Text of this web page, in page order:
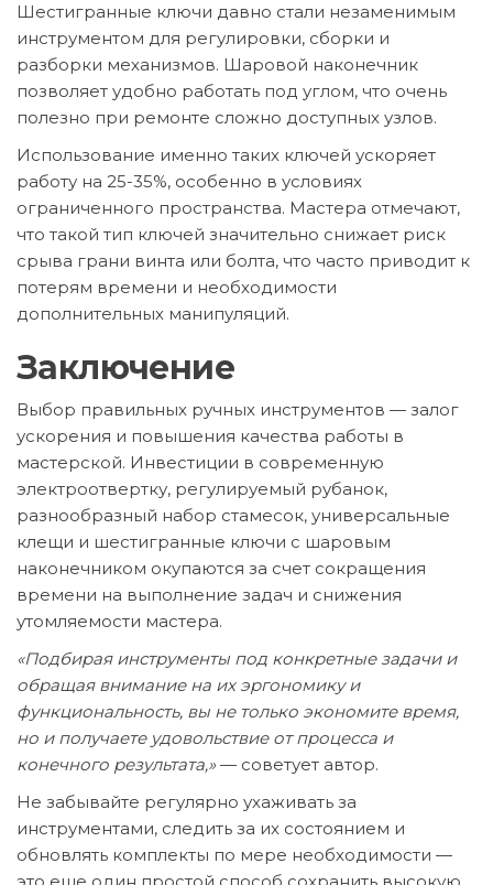
Шестигранные ключи давно стали незаменимым
инструментом для регулировки, сборки и
разборки механизмов. Шаровой наконечник
позволяет удобно работать под углом, что очень
полезно при ремонте сложно доступных узлов.
Использование именно таких ключей ускоряет
работу на 25-35%, особенно в условиях
ограниченного пространства. Мастера отмечают,
что такой тип ключей значительно снижает риск
срыва грани винта или болта, что часто приводит к
потерям времени и необходимости
дополнительных манипуляций.
Заключение
Выбор правильных ручных инструментов — залог
ускорения и повышения качества работы в
мастерской. Инвестиции в современную
электроотвертку, регулируемый рубанок,
разнообразный набор стамесок, универсальные
клещи и шестигранные ключи с шаровым
наконечником окупаются за счет сокращения
времени на выполнение задач и снижения
утомляемости мастера.
«Подбирая инструменты под конкретные задачи и
обращая внимание на их эргономику и
функциональность, вы не только экономите время,
но и получаете удовольствие от процесса и
конечного результата,» — советует автор.
Не забывайте регулярно ухаживать за
инструментами, следить за их состоянием и
обновлять комплекты по мере необходимости —